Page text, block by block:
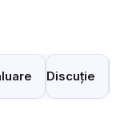
Discuție